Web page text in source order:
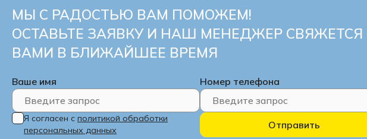
МЫ С РАДОСТЬЮ ВАМ ПОМОЖЕМ!
ОСТАВЬТЕ ЗАЯВКУ И НАШ МЕНЕДЖЕР СВЯЖЕТСЯ
ВАМИ В БЛИЖАЙШЕЕ ВРЕМЯ
Ваше имя Номер телефона
Я согласен с политикой обработки
персональных данных
Отправить